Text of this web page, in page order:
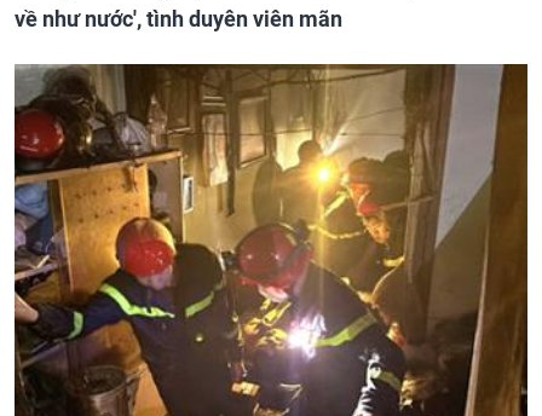
về như nước', tình duyên viên mãn